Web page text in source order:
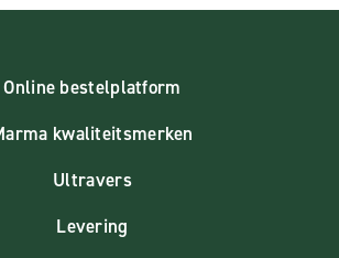
Online bestelplatform
kwaliteitsmerken
Ultravers
Levering